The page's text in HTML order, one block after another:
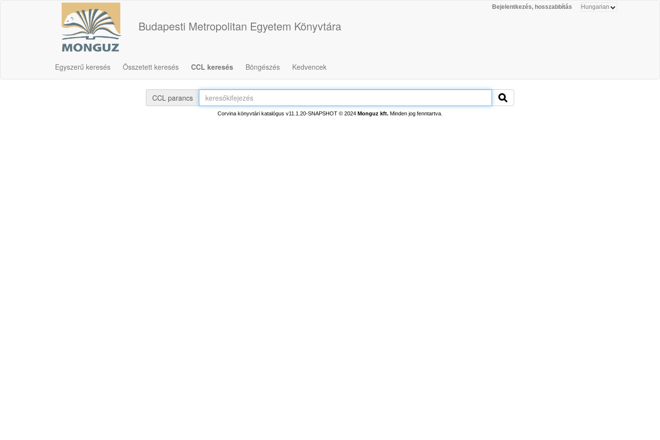
Bejelentkezés, hosszabbítás
Budapesti Metropolitan Egyetem Könyvtára
Egyszerű keresés Összetett keresés CCL keresés Böngészés Kedvencek
CCL parancs
Corvina könyvtári katalógus v11.1.20-SNAPSHOT © 2024 Monguz kft. Minden jog fenntartva.